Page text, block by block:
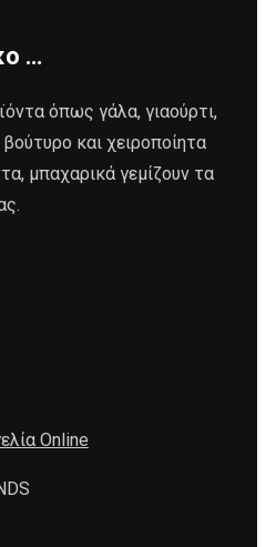
…
όπως γάλα, γιαούρτι,
και χειροποίητα
μπαχαρικά γεμίζουν τα
Online